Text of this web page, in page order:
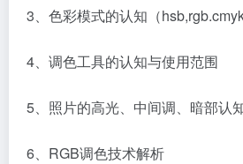
3、色彩模式的认知（
4、调色工具的认知与使用范围
5、照片的高光、中间调、暗部认
6、RGB调色技术解析